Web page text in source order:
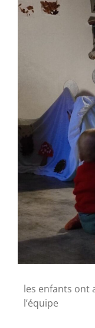
les enfants ont
l’équipe